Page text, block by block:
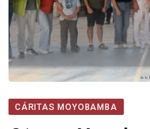
CÁRITAS MOYOBAMBA